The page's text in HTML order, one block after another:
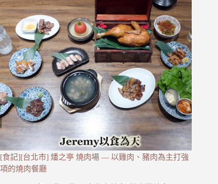
[食記][台北市] 燔之亭 燒肉場 — 以雞肉、豬肉為主打強
項的燒肉餐廳